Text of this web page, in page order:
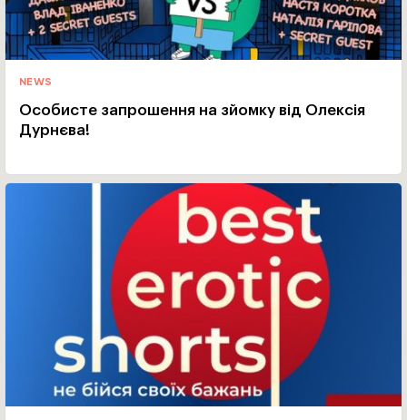
NEWS
Особисте запрошення на зйомку від Олексія
Дурнєва!